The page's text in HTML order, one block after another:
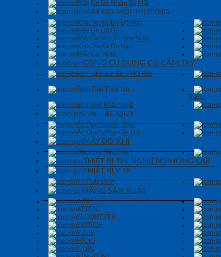
Máy Đo Độ Nhám Bề Mặt
MÁY ĐO MÔI TRƯỜNG
Khúc Xạ Kế Đo Độ Mặn
Máy Đo Độ Ồn
Máy Đo Môi Trường Nước
Khúc Xạ Kế Đo Ngọt
Máy Cất Nước
CÔNG CỤ DỤNG CỤ CẦM TAY
Ren Taro-Bàn Ren-Mũi Ren
Bơm Dầu Thuỷ Lực
Răng)
Bộ Tròng Khẩu Tuýp
PIN – ẮC QUY
Ắc Quy Lithium Solar
Ắc Quy Lithium Xe Điện
MÁY ĐO KHÍ
Báo Khói Báo Cháy
THIẾT BỊ THÍ NGHIỆM PHÒNG LAB
THIẾT BỊ Y TẾ
Y Tế Gia Đình
HÃNG SẢN XUẤT
ABB
ATTEN
ELCOMETER
EXTECH
FUJIE
HIOKI
JASIC